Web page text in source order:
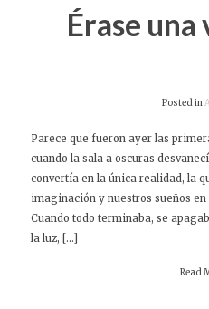
Érase una
Posted in
Parece que fueron ayer las
cuando la sala a oscuras
convertía en la única realidad, la
imaginación y nuestros sueños
Cuando todo terminaba, se
la luz, […]
Read